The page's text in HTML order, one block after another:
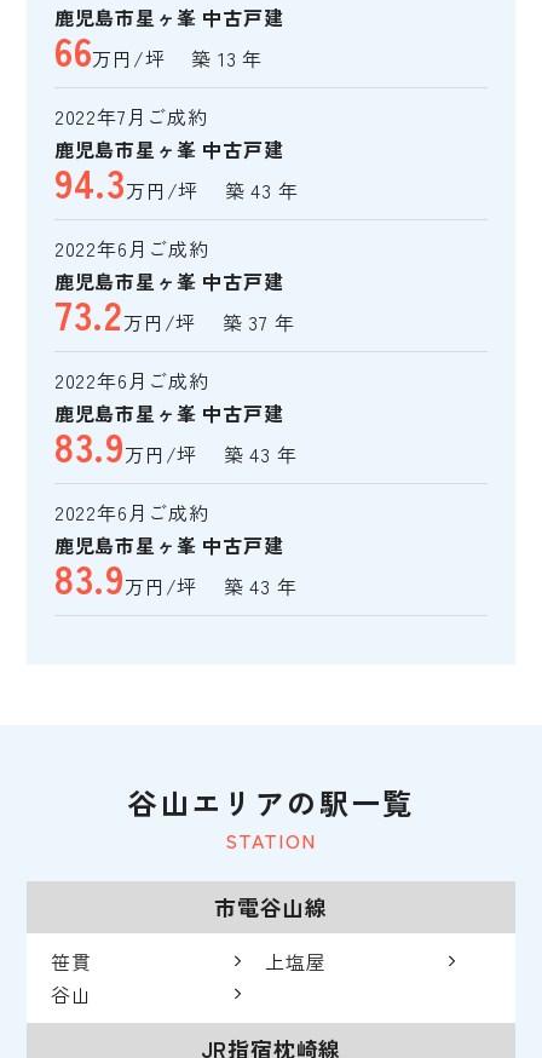
鹿児島市星ヶ峯 中古戸建
66万円/坪 築 13 年
2022年7月ご成約
鹿児島市星ヶ峯 中古戸建
94.3万円/坪 築 43 年
2022年6月ご成約
鹿児島市星ヶ峯 中古戸建
73.2万円/坪 築 37 年
2022年6月ご成約
鹿児島市星ヶ峯 中古戸建
83.9万円/坪 築 43 年
2022年6月ご成約
鹿児島市星ヶ峯 中古戸建
83.9万円/坪 築 43 年
STATION
谷山エリアの駅一覧
市電谷山線
笹貫
上塩屋
谷山
JR指宿枕崎線